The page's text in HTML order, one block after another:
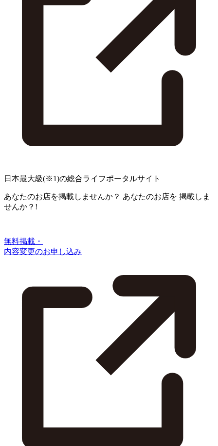
日本最大級(※1)の総合ライフポータルサイト
あなたのお店を掲載しませんか？ あなたのお店を 掲載しま
せんか？!
無料掲載・
内容変更のお申し込み